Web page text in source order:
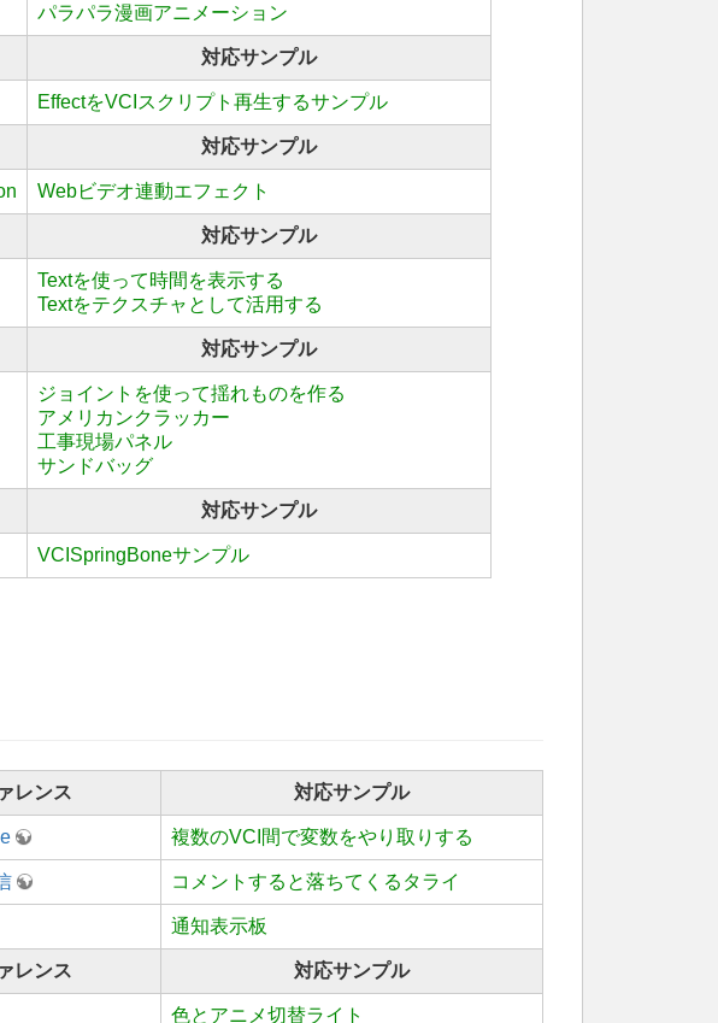
パラパラ漫画アニメーション
対応サンプル
EffectをVCIスクリプト再生するサンプル
対応サンプル
Webビデオ連動エフェクト
対応サンプル
Textを使って時間を表示する
Textをテクスチャとして活用する
対応サンプル
ジョイントを使って揺れものを作る
アメリカンクラッカー
工事現場パネル
サンドバッグ
対応サンプル
VCISpringBoneサンプル
レンス 対応サンプル
複数のVCI間で変数をやり取りする
コメントすると落ちてくるタライ
通知表示板
レンス 対応サンプル
色とアニメ切替ライト